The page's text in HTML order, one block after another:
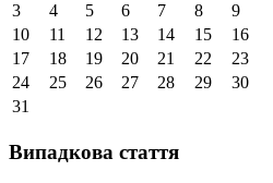
3
4 5 6 7 8
9
10
11 12 13 14 15
16
17
18 19 20 21 22
23
24
25 26 27 28 29
30
31
Випадкова стаття